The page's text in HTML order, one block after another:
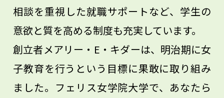
相談を重視した就職サポートなど、学生の
意欲と質を高める制度も充実しています。
創立者メアリー・E・キダーは、明治期に女
子教育を行うという目標に果敢に取り組み
ました。フェリス女学院大学で、あなたら